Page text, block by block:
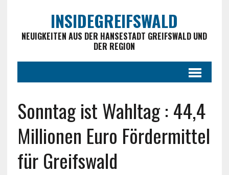
INSIDEGREIFSWALD
NEUIGKEITEN AUS DER HANSESTADT GREIFSWALD UND
DER REGION
Sonntag ist Wahltag : 44,4
Millionen Euro Fördermittel
für Greifswald